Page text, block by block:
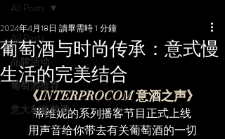
All Posts
品牌活动
葡萄酒推荐
意大利葡萄酒
All Posts
葡萄酒与时尚传承：意式慢
生活的完美结合
2024年4月18日 讀畢需時 1 分鐘
《INTERPROCOM 意酒之声》
蒂维妮的系列播客节目正式上线
用声音给你带去有关葡萄酒的一切